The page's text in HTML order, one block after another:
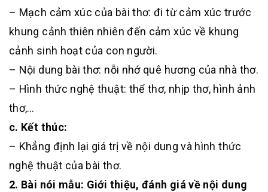
– Mạch cảm xúc của bài thơ: đi từ cảm xúc trước
khung cảnh thiên nhiên đến cảm xúc về khung
cảnh sinh hoạt của con người.
– Nội dung bài thơ: nỗi nhớ quê hương của nhà thơ.
– Hình thức nghệ thuật: thể thơ, nhịp thơ, hình ảnh
thơ,…
c. Kết thúc:
– Khẳng định lại giá trị về nội dung và hình thức
nghệ thuật của bài thơ.
2. Bài nói mẫu: Giới thiệu, đánh giá về nội dung